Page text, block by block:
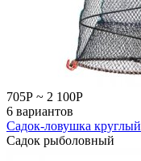
705Р ~ 2 100Р
6 вариантов
Садок-ловушка круглый
Садок рыболовный